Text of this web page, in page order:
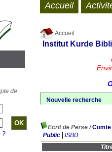
Accueil
Institut Kurde
Nouvelle recherche
Ecrit de Perse/Comte
Public
ISBD
Accueil
de
?